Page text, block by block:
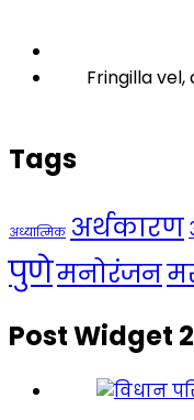
Fringilla
Tags
अध्यात्मिक अर्थकारण
पुणेमनोरंजन
Post Widget 2